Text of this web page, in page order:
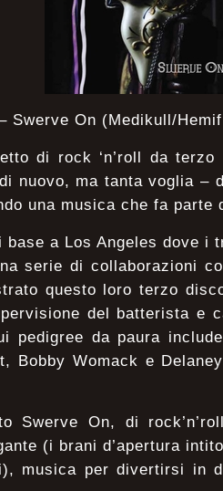
Swerve On (Medikull/
di rock ‘n’roll da
nuovo, ma tanta voglia –
una musica che fa parte
base a Los Angeles dove i
serie di collaborazioni
questo loro terzo
del batterista e
pedigree da paura
Bobby Womack e
Swerve On, di
(i brani d’apertura
musica per divertirsi in